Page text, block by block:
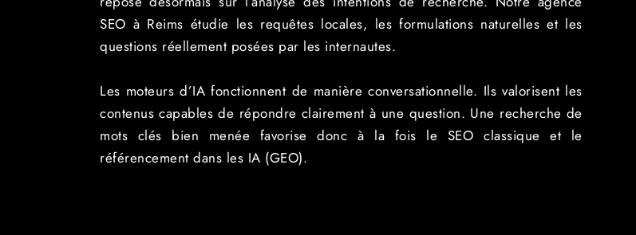
SEO à Reims étudie les requêtes locales, les formulations naturelles et les
questions réellement posées par les internautes.
Les moteurs d’IA fonctionnent de manière conversationnelle. Ils valorisent les
contenus capables de répondre clairement à une question. Une recherche de
mots clés bien menée favorise donc à la fois le SEO classique et le
référencement dans les IA (GEO).